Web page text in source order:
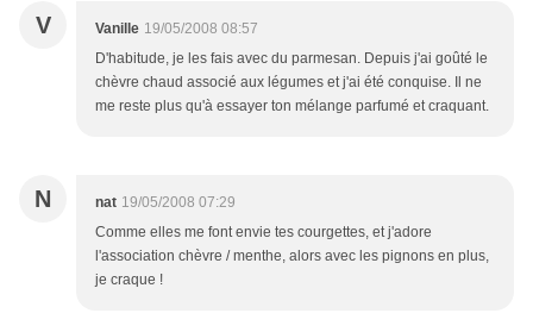
V Vanille 19/05/2008 08:57
D'habitude, je les fais avec du parmesan. Depuis j'ai goûté le
chèvre chaud associé aux légumes et j'ai été conquise. Il ne
me reste plus qu'à essayer ton mélange parfumé et craquant.
N nat 19/05/2008 07:29
Comme elles me font envie tes courgettes, et j'adore
l'association chèvre / menthe, alors avec les pignons en plus,
je craque !